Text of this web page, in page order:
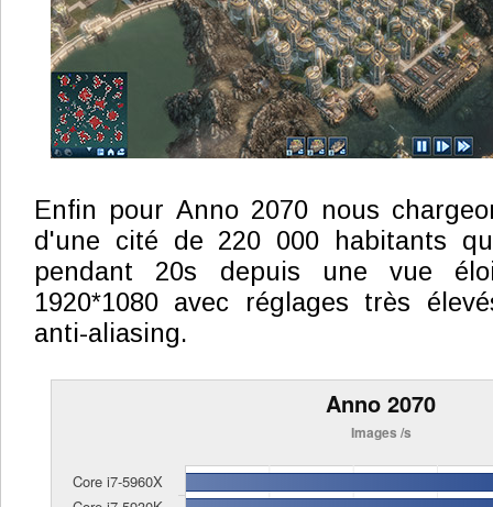
Enfin pour Anno 2070 nous
d'une cité de 220 000 habitants
pendant 20s depuis une vue
1920*1080 avec réglages très
anti-aliasing.